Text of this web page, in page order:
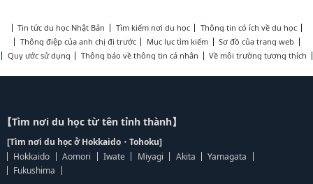
Tin tức du học Nhật Bản Tìm kiếm nơi du học
Thông tin có ích về du học
Thông điệp của anh chị đi trước
Mục lục tìm kiếm
Sơ đồ của trang web
Quy ước sử dụng
Thông báo về thông tin cá nhân Về môi trường tương thích
【Tìm nơi du học từ tên tỉnh thành】
[Tìm nơi du học ở Hokkaido・Tohoku]
Hokkaido
Aomori Iwate Miyagi Akita
Yamagata
Fukushima